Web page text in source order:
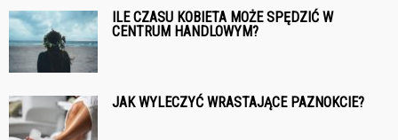
ILE CZASU KOBIETA MOŻE SPĘDZIĆ W
CENTRUM HANDLOWYM?
JAK WYLECZYĆ WRASTAJĄCE PAZNOKCIE?